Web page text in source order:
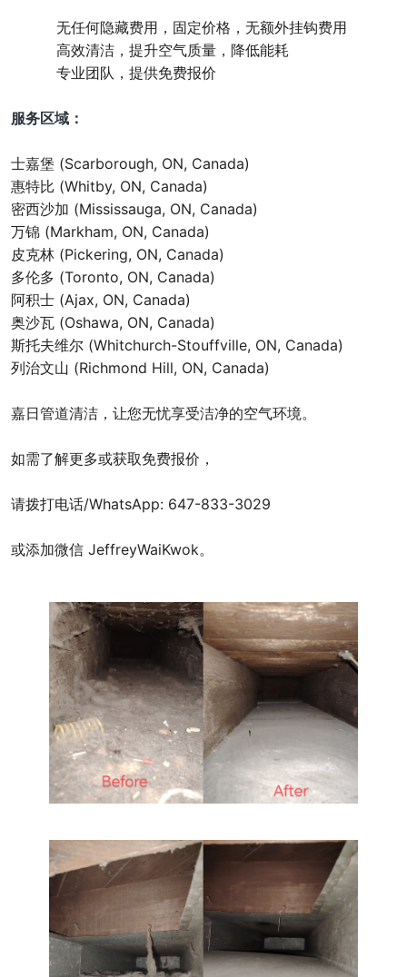
无任何隐藏费用，固定价格，无额外挂钩费用
高效清洁，提升空气质量，降低能耗
专业团队，提供免费报价
服务区域：
士嘉堡 (Scarborough, ON, Canada)
惠特比 (Whitby, ON, Canada)
密西沙加 (Mississauga, ON, Canada)
万锦 (Markham, ON, Canada)
皮克林 (Pickering, ON, Canada)
多伦多 (Toronto, ON, Canada)
阿积士 (Ajax, ON, Canada)
奥沙瓦 (Oshawa, ON, Canada)
斯托夫维尔 (Whitchurch-Stouffville, ON, Canada)
列治文山 (Richmond Hill, ON, Canada)
嘉日管道清洁，让您无忧享受洁净的空气环境。
如需了解更多或获取免费报价，
请拨打电话/WhatsApp: 647-833-3029
或添加微信 JeffreyWaiKwok。